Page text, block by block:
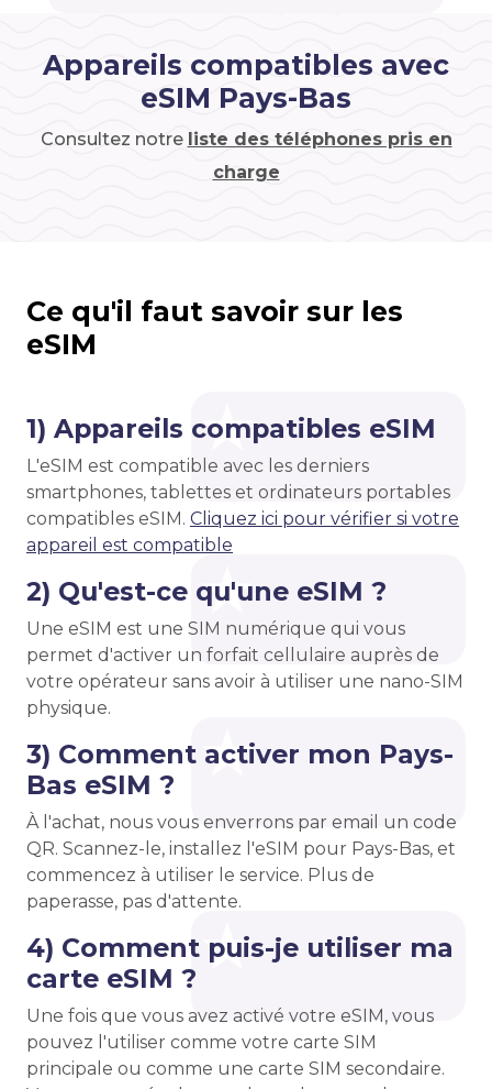
Appareils compatibles avec
eSIM Pays-Bas
Consultez notre liste des téléphones pris en
charge
Ce qu'il faut savoir sur les
eSIM
1) Appareils compatibles eSIM
L'eSIM est compatible avec les derniers
smartphones, tablettes et ordinateurs portables
compatibles eSIM. Cliquez ici pour vérifier si votre
appareil est compatible
2) Qu'est-ce qu'une eSIM ?
Une eSIM est une SIM numérique qui vous
permet d'activer un forfait cellulaire auprès de
votre opérateur sans avoir à utiliser une nano-SIM
physique.
3) Comment activer mon Pays-
Bas eSIM ?
À l'achat, nous vous enverrons par email un code
QR. Scannez-le, installez l'eSIM pour Pays-Bas, et
commencez à utiliser le service. Plus de
paperasse, pas d'attente.
4) Comment puis-je utiliser ma
carte eSIM ?
Une fois que vous avez activé votre eSIM, vous
pouvez l'utiliser comme votre carte SIM
principale ou comme une carte SIM secondaire.